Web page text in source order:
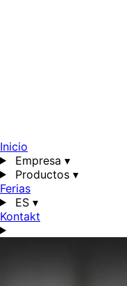
Inicio
Empresa ▾
Productos ▾
Ferias
ES ▾
Kontakt